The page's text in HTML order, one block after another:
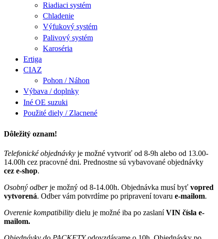
Riadiaci systém
Chladenie
Výfukový systém
Palivový systém
Karoséria
Ertiga
CIAZ
Pohon / Náhon
Výbava / doplnky
Iné OE suzuki
Použité diely / Zlacnené
Dôležitý oznam!
Telefonické objednávky je možné vytvoriť od 8-9h alebo od 13.00-
14.00h cez pracovné dni. Prednostne sú vybavované objednávky
cez e-shop.
Osobný odberje možný od 8-14.00h. Objednávka musí byť vopred
vytvorená. Odber vám potvrdíme po pripravení tovaru e-mailom.
Overenie kompatibility dielu je možné iba po zaslaníVIN čísla e-
mailom.